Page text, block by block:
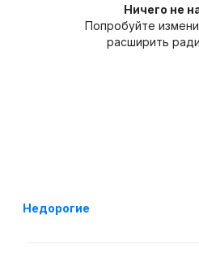
Ничего не
Попробуйте
расширить
Недорогие